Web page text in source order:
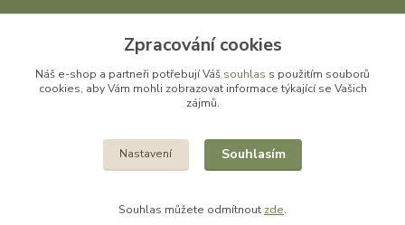
+420 727 979 401
info@gomi.cz
Zpracování cookies
Náš e-shop a partneři potřebují Váš souhlas s použitím souborů
cookies, aby Vám mohli zobrazovat informace týkající se Vašich
zájmů.
Nastavení Souhlasím
Souhlas můžete odmítnout zde.